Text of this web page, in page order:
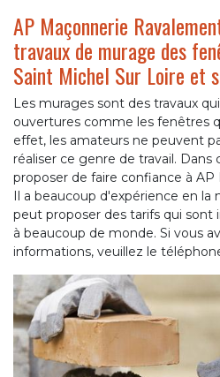
AP Maçonnerie
travaux de murage des
Saint Michel Sur Loire et
Les murages sont des travaux
ouvertures comme les fenêtres
effet, les amateurs ne peuvent
réaliser ce genre de travail. Dans
proposer de faire confiance à
Il a beaucoup d'expérience en la
peut proposer des tarifs qui sont
à beaucoup de monde. Si vous
informations, veuillez le